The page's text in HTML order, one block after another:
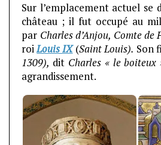
Sur l’emplacement actuel se
château ; il fut occupé au
par Charles d’Anjou, Comte de
roiLouis IX(Saint Louis). Son
1309), ditCharles « le boiteux
agrandissement.